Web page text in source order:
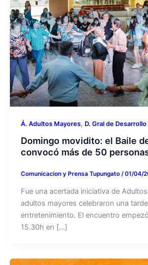
Á. Adultos Mayores, D. Gral de
Domingo movidito: el Baile
convocó más de 50
Comunicacion y Prensa Tupungato /01/04/
Fue una acertada iniciativa de
adultos mayores celebraron una
entretenimiento. El encuentro
15.30h en […]